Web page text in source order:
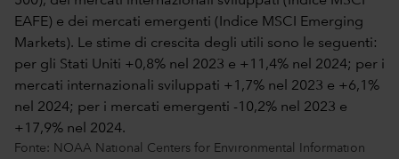
Fonte: NOAA National Centers for Environmental Information